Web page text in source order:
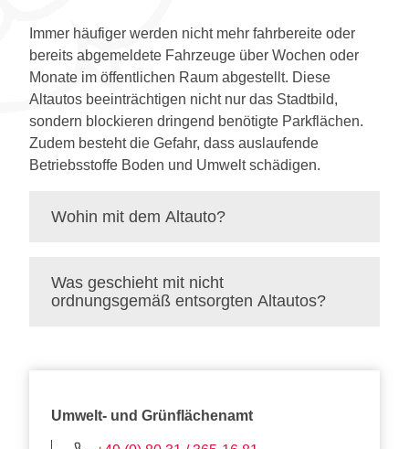
Immer häufiger werden nicht mehr fahrbereite oder
bereits abgemeldete Fahrzeuge über Wochen oder
Monate im öffentlichen Raum abgestellt. Diese
Altautos beeinträchtigen nicht nur das Stadtbild,
sondern blockieren dringend benötigte Parkflächen.
Zudem besteht die Gefahr, dass auslaufende
Betriebsstoffe Boden und Umwelt schädigen.
Wohin mit dem Altauto?
Was geschieht mit nicht
ordnungsgemäß entsorgten Altautos?
Umwelt- und Grünflächenamt